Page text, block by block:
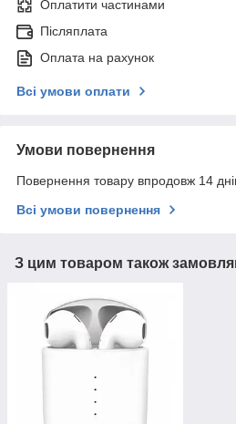
Оплатити частинами
Післяплата
Оплата на рахунок
Всі умови оплати
Умови повернення
Повернення товару впродовж 14
Всі умови повернення
З цим товаром також